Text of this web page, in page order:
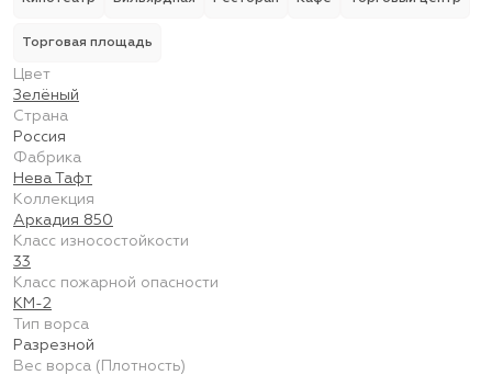
Торговая площадь
Цвет
Зелёный
Страна
Россия
Фабрика
Нева Тафт
Коллекция
Аркадия 850
Класс износостойкости
33
Класс пожарной опасности
КМ-2
Тип ворса
Разрезной
Вес ворса (Плотность)